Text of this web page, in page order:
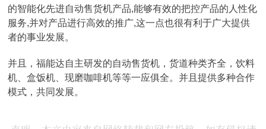
的智能化先进自动售货机产品,能够有效的把控产品的人性化
服务,并对产品进行高效的推广,这一点也很有利于广大提供
者的事业发展。
并且，福能达自主研发的自动售货机，货道种类齐全，饮料
机、盒饭机、现磨咖啡机等等一应俱全。并且提供多种合作
模式，共同发展。